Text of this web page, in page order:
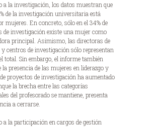
a la investigación, los datos muestran que
de la investigación universitaria está
mujeres. En concreto, sólo en el 34% de
de investigación existe una mujer como
principal. Asimismo, las directoras de
centros de investigación sólo representan
total. Sin embargo, el informe también
la presencia de las mujeres en liderazgo y
proyectos de investigación ha aumentado
la brecha entre las categorías
del profesorado se mantiene, presenta
a cerrarse.
a la participación en cargos de gestión